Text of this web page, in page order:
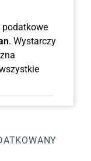
podatkowe
. Wystarczy